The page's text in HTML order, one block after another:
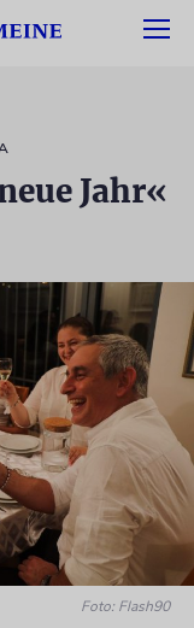
Jahr«
Foto: Flash90